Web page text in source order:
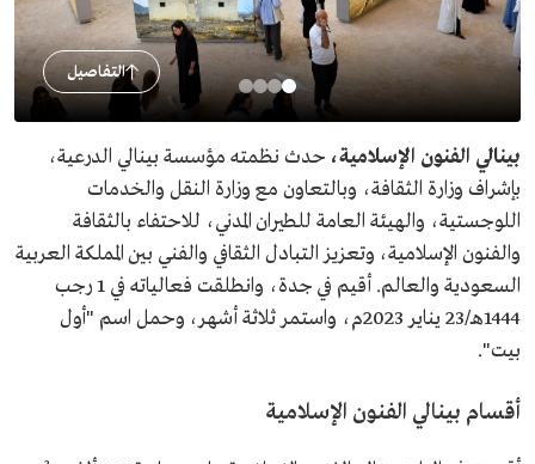
التفاصيل
بينالي الفنون الإسلامية، حدث نظمته مؤسسة بينالي الدرعية،
بإشراف وزارة الثقافة، وبالتعاون مع وزارة النقل والخدمات
اللوجستية، والهيئة العامة للطيران المدني، للاحتفاء بالثقافة
والفنون الإسلامية، وتعزيز التبادل الثقافي والفني بين المملكة العربية
السعودية والعالم. أقيم في جدة، وانطلقت فعالياته في 1 رجب
1444هـ/23 يناير 2023م، واستمر ثلاثة أشهر، وحمل اسم "أول
بيت".
أقسام بينالي الفنون الإسلامية